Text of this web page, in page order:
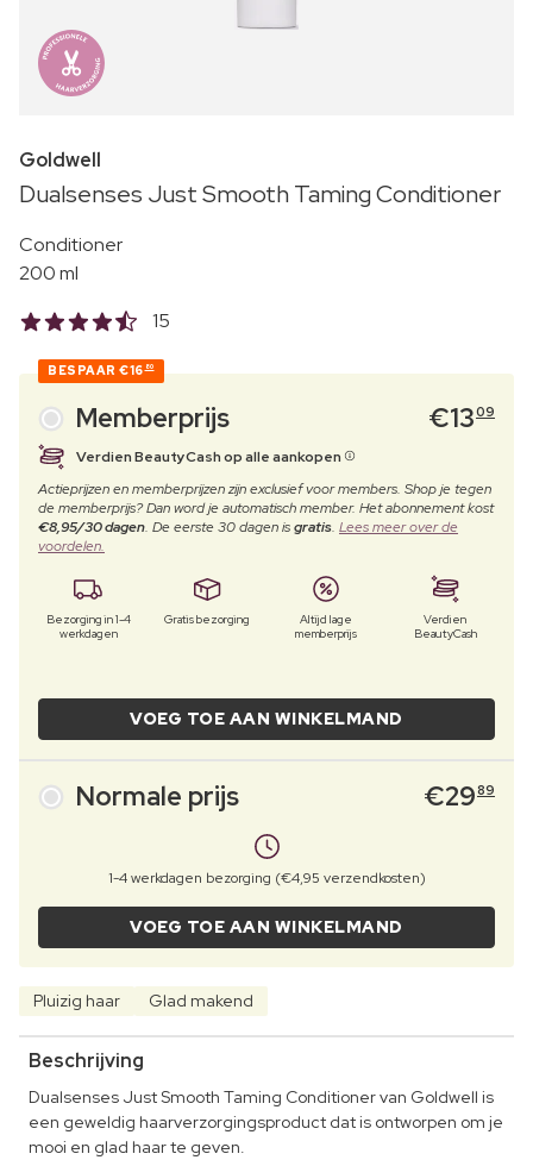
Goldwell
Dualsenses Just Smooth Taming Conditioner
Conditioner
200 ml
15
BESPAAR €16 80
Memberprijs €1309
Verdien BeautyCash op alle aankopen
Actieprijzen en memberprijzen zijn exclusief voor members. Shop je tegen
de memberprijs? Dan word je automatisch member. Het abonnement kost
€8,95/30 dagen. De eerste 30 dagen isgratis. Lees meer over de
voordelen.
Bezorging in 1-4
werkdagen
Gratis bezorging
Altijd lage
memberprijs
Verdien
BeautyCash
VOEG TOE AAN WINKELMAND
Normale prijs €2989
1-4 werkdagen bezorging (€4,95 verzendkosten)
VOEG TOE AAN WINKELMAND
Pluizig haar Glad makend
Beschrijving
Dualsenses Just Smooth Taming Conditioner van Goldwell is
een geweldig haarverzorgingsproduct dat is ontworpen om je
mooi en glad haar te geven.